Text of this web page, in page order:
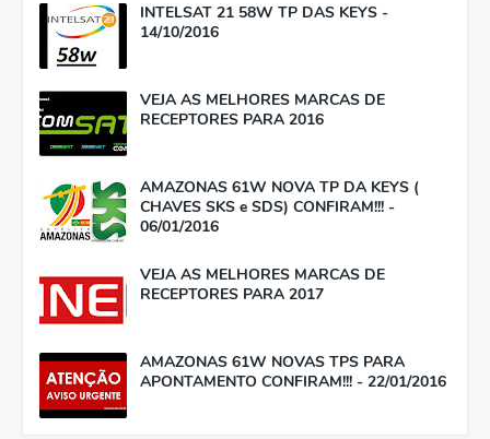
INTELSAT 21 58W TP DAS KEYS -
14/10/2016
VEJA AS MELHORES MARCAS DE
RECEPTORES PARA 2016
AMAZONAS 61W NOVA TP DA KEYS (
CHAVES SKS e SDS) CONFIRAM!!! -
06/01/2016
VEJA AS MELHORES MARCAS DE
RECEPTORES PARA 2017
AMAZONAS 61W NOVAS TPS PARA
APONTAMENTO CONFIRAM!!! - 22/01/2016